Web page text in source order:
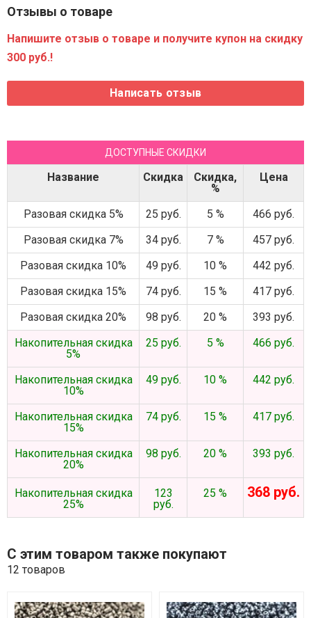
Отзывы о товаре
Напишите отзыв о товаре и получите купон на скидку
300 руб.!
ДОСТУПНЫЕ СКИДКИ
Название Скидка
Скидка,
%
Цена
Разовая скидка 5% 25 руб. 5 %
466 руб.
Разовая скидка 7%
34 руб. 7 %
457 руб.
Разовая скидка 10%
49 руб. 10 %
442 руб.
Разовая скидка 15%
74 руб. 15 %
417 руб.
Разовая скидка 20%
98 руб. 20 %
393 руб.
Накопительная скидка
5%
25 руб. 5 % 466 руб.
Накопительная скидка
10%
49 руб. 10 % 442 руб.
Накопительная скидка
15%
74 руб. 15 % 417 руб.
Накопительная скидка
20%
98 руб. 20 % 393 руб.
Накопительная скидка
25%
123
руб.
25 % 368 руб.
С этим товаром также покупают
12 товаров